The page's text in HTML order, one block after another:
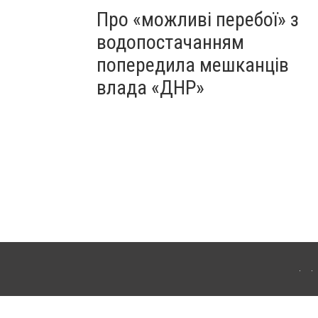
Про «можливі перебої» з
водопостачанням
попередила мешканців
влада «ДНР»